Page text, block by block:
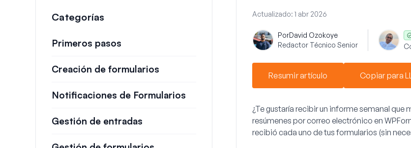
Actualizado: 1 abr 2026
PorDavid Ozokoye
Redactor Técnico Senior
Resumir artículo Copiar para
¿Te gustaría recibir un informe semanal
resúmenes por correo electrónico en
recibió cada uno de tus formularios (sin
Categorías
Primeros pasos
Creación de formularios
Notificaciones de Formularios
Gestión de entradas